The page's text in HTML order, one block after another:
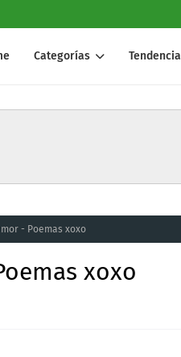
Categorías Tendencia
- Poemas xoxo
xoxo